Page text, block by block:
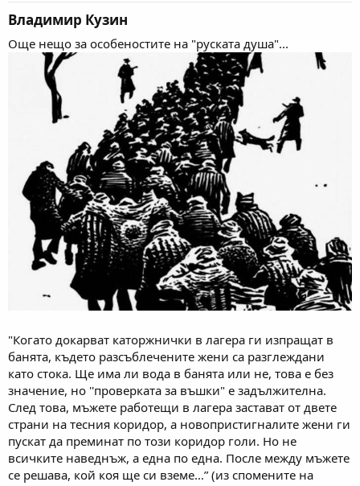
Владимир Кузин​
Още нещо за особеностите на "руската душа"...
"Когато докарват каторжнички в лагера ги изпращат в
банята, където разсъблечените жени са разглеждани
като стока. Ще има ли вода в банята или не, това е без
значение, но ''проверката за въшки" е задължителна.
След това, мъжете работещи в лагера застават от двете
страни на тесния коридор, а новопристигналите жени ги
пускат да преминат по този коридор голи. Но не
всичките наведнъж, а една по една. После между мъжете
се решава, кой коя ще си вземе…” (из спомените на